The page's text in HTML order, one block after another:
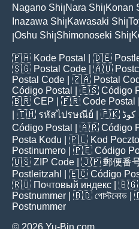
Nagano Shi Nara Shi Konan
Inazawa Shi Kawasaki Shi
Oshu Shi Shimonoseki Shi
🇵🇭 Kode Postal | 🇩🇪
🇸🇬 Postal Code | 🇦🇺
Postal Code | 🇿🇦 Postal
Código Postal
| 🇪🇸 Código
🇧🇷 CEP | 🇫🇷 Code Postal
| 🇹🇭 รหัสไปรษณีย์ | 🇵🇰 کوڈ
Código Postal
| 🇦🇷 Código
Posta Kodu | 🇵🇱 Kod
Postinumero | 🇵🇪 Código
🇺🇸 ZIP Code | 🇯🇵 郵便番
Postleitzahl
| 🇪🇨 Código
🇷🇺 Почтовый индекс | 🇧🇬
Postnummer | 🇧🇩 পোস্টকোড |
Postnummer